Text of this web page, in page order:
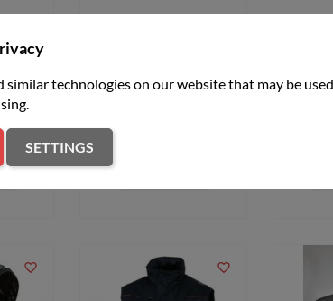
favorite_border favorite_border
similar technologies on our website that may be
SETTINGS